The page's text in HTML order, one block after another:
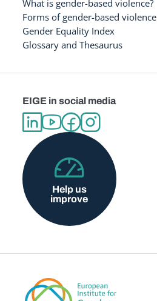
What is gender-based violence?
Forms of gender-based violence
Gender Equality Index
Glossary and Thesaurus
EIGE in social media
Help us
improve